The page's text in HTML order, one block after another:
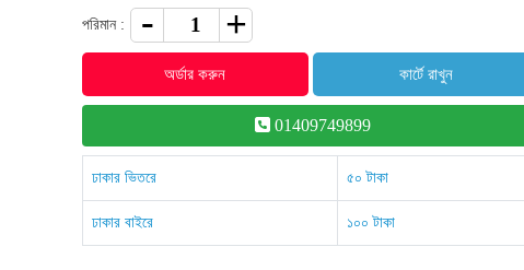
পরিমান :
অর্ডার করুন কার্টে রাখুন
01409749899
ঢাকার ভিতরে ৫০ টাকা
ঢাকার বাইরে ১০০ টাকা